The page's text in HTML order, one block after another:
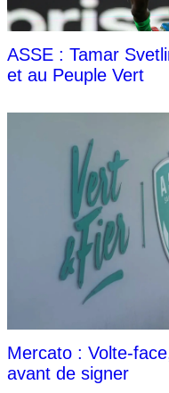
ASSE : Tamar
et au Peuple Vert
Mercato : Volte-
avant de signer